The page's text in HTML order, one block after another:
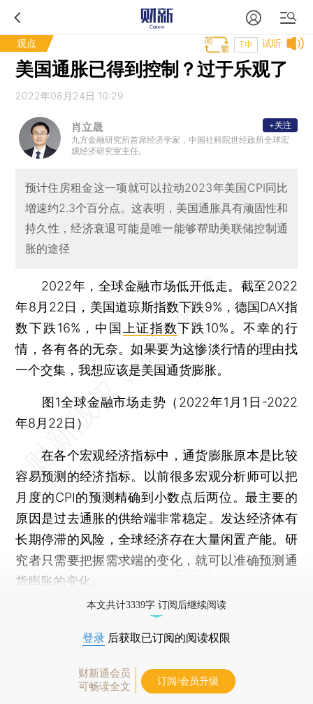
观点 试听
T中
美国通胀已得到控制？过于乐观了
2022年08月24日 10:29
肖立晟
九方金融研究所首席经济学家，中国社科院世经政所全球宏
观经济研究室主任。
+关注
预计住房租金这一项就可以拉动2023年美国CPI同比
增速约2.3个百分点。这表明，美国通胀具有顽固性和
持久性，经济衰退可能是唯一能够帮助美联储控制通
胀的途径
2022年，全球金融市场低开低走。截至2022
年8月22日，美国道琼斯指数下跌9%，德国DAX指
数下跌16%，中国
上证指数下跌10%。不幸的行
情，各有各的无奈。如果要为这惨淡行情的理由找
一个交集，我想应该是美国通货膨胀。
图1全球金融市场走势（2022年1月1日-2022
年8月22日）
在各个宏观经济指标中，通货膨胀原本是比较
容易预测的经济指标。以前很多宏观分析师可以把
月度的CPI的预测精确到小数点后两位。最主要的
原因是过去通胀的供给端非常稳定。发达经济体有
长期停滞的风险，全球经济存在大量闲置产能。研
究者只需要把握需求端的变化，就可以准确预测通
货膨胀的变化。
本文共计3339字 订阅后继续阅读
登录 后获取已订阅的阅读权限
财新通会员
可畅读全文
订阅/会员升级